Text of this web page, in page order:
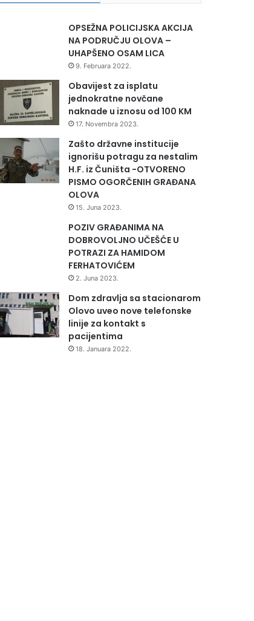
OPSEŽNA POLICIJSKA AKCIJA
NA PODRUČJU OLOVA –
UHAPŠENO OSAM LICA
9. Februara 2022.
Obavijest za isplatu
jednokratne novčane
naknade u iznosu od 100 KM
17. Novembra 2023.
Zašto državne institucije
ignorišu potragu za nestalim
H.F. iz Čuništa -OTVORENO
PISMO OGORČENIH GRAĐANA
OLOVA
15. Juna 2023.
POZIV GRAĐANIMA NA
DOBROVOLJNO UČEŠĆE U
POTRAZI ZA HAMIDOM
FERHATOVIĆEM
2. Juna 2023.
Dom zdravlja sa stacionarom
Olovo uveo nove telefonske
linije za kontakt s
pacijentima
18. Januara 2022.